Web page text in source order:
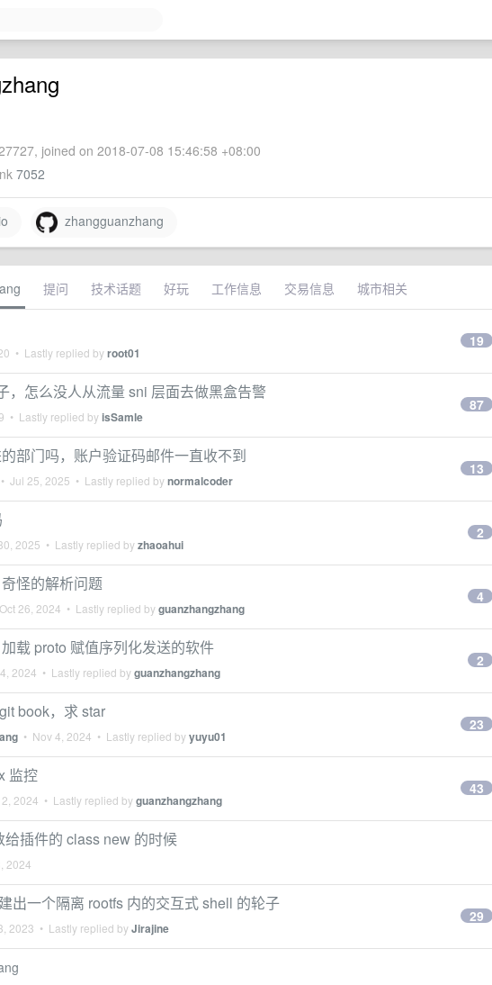
joined on 2018-07-08 15:46:58 +08:00
7052
zhangguanzhang
提问 技术话题 好玩 工作信息 交易信息 城市相关
• Lastly replied byroot01
19
，怎么没人从流量 sni 层面去做黑盒告警
• Lastly replied byisSamle
87
部门吗，账户验证码邮件一直收不到
• Jul 25, 2025 • Lastly replied bynormalcoder
13
2025 • Lastly replied byzhaoahui
2
怪的解析问题
Oct 26, 2024 • Lastly replied byguanzhangzhang
4
载 proto 赋值序列化发送的软件
2024 • Lastly replied byguanzhangzhang
2
book，求 star
• Nov 4, 2024 • Lastly replied byyuyu01
23
监控
2024 • Lastly replied byguanzhangzhang
43
插件的 class new 的时候
2024
出一个隔离 rootfs 内的交互式 shell 的轮子
2023 • Lastly replied byJirajine
29